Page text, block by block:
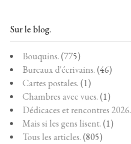
Sur le blog.
Bouquins. (775)
Bureaux d'écrivains. (46)
Cartes postales. (1)
Chambres avec vues. (1)
Dédicaces et rencontres 2026.
Mais si les gens lisent. (1)
Tous les articles. (805)